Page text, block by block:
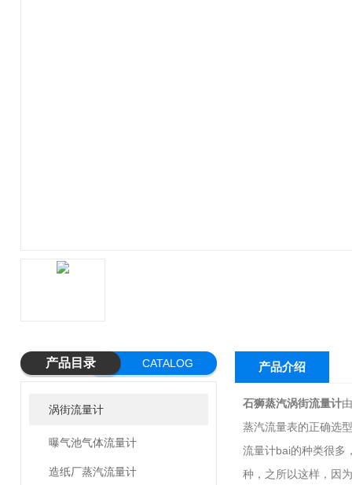
产品目录 CATALOG
涡街流量计
曝气池气体流量计
造纸厂蒸汽流量计
产品介绍
石狮蒸汽涡街流量计
蒸汽流量表的正确选
流量计bai的种类很多
种，之所以这样，因